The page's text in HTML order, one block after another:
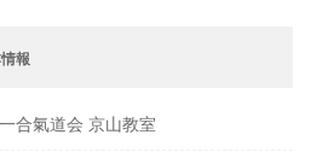
報
合氣道会 京山教室